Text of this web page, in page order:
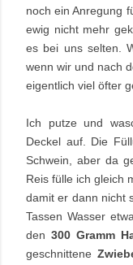
noch ein Anregung
ewig nicht mehr
es bei uns selten.
wenn wir und nach
eigentlich viel öfter
Ich putze und
Deckel auf. Die
Schwein, aber da
Reis fülle ich gleich
damit er dann nicht
Tassen Wasser
den 300 Gramm
geschnittene